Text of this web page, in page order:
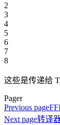
2
3
4
5
6
7
8
这些是传递给
Pager
Previous page
Next page转译